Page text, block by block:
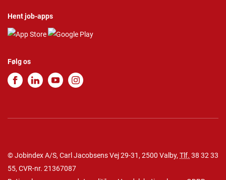
Hent job-apps
Følg os
© Jobindex A/S, Carl Jacobsens Vej 29-31, 2500 Valby, Tlf. 38 32 33
55, CVR-nr. 21367087